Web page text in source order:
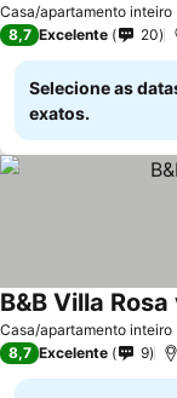
Casa/apartamento inteiro
8,7 Excelente 20
Selecione as
exatos.
Casa/apartamento inteiro
B&B Villa
8,7 Excelente 9